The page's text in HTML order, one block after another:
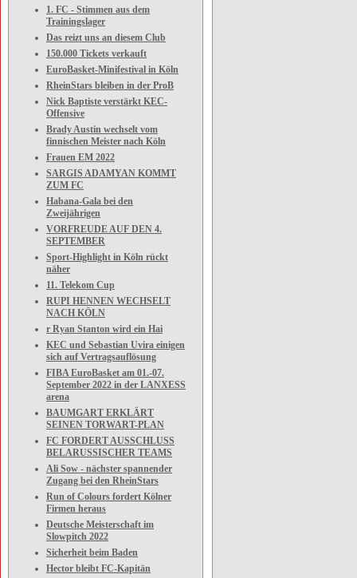
1. FC - Stimmen aus dem
Trainingslager
Das reizt uns an diesem Club
150.000 Tickets verkauft
EuroBasket-Minifestival in Köln
RheinStars bleiben in der ProB
Nick Baptiste verstärkt KEC-
Offensive
Brady Austin wechselt vom
finnischen Meister nach Köln
Frauen EM 2022
SARGIS ADAMYAN KOMMT
ZUM FC
Habana-Gala bei den
Zweijährigen
VORFREUDE AUF DEN 4.
SEPTEMBER
Sport-Highlight in Köln rückt
näher
11. Telekom Cup
RUPI HENNEN WECHSELT
NACH KÖLN
r Ryan Stanton wird ein Hai
KEC und Sebastian Uvira einigen
sich auf Vertragsauflösung
FIBA EuroBasket am 01.-07.
September 2022 in der LANXESS
arena
BAUMGART ERKLÄRT
SEINEN TORWART-PLAN
FC FORDERT AUSSCHLUSS
BELARUSSISCHER TEAMS
Ali Sow - nächster spannender
Zugang bei den RheinStars
Run of Colours fordert Kölner
Firmen heraus
Deutsche Meisterschaft im
Slowpitch 2022
Sicherheit beim Baden
Hector bleibt FC-Kapitän